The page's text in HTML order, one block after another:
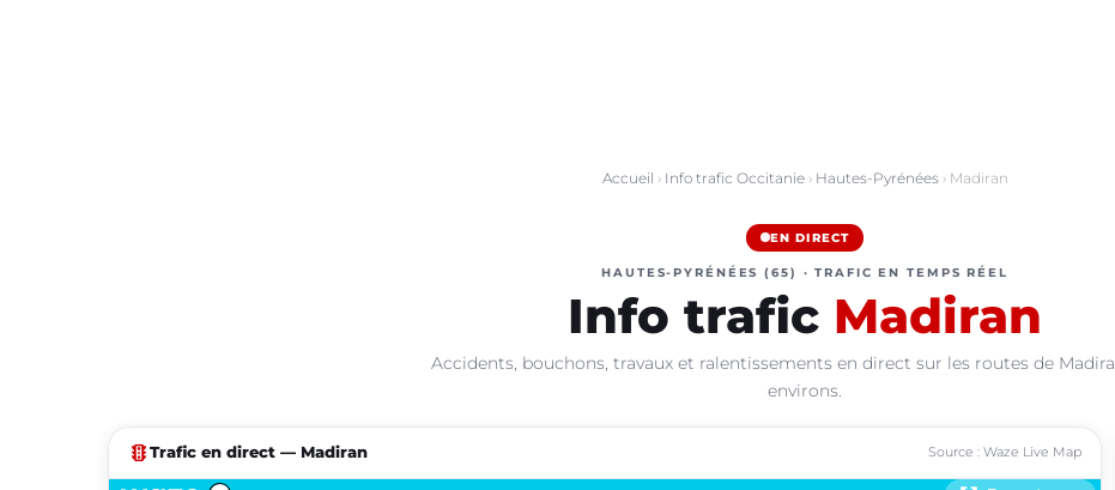
Accueil › Info trafic Occitanie› Hautes-Pyrénées› Madiran
EN DIRECT
HAUTES-PYRÉNÉES (65) · TRAFIC EN TEMPS RÉEL
Info trafic Madiran
Accidents, bouchons, travaux et ralentissements en direct sur les routes de
environs.
traffic Trafic en direct — Madiran Source : Waze Live Map